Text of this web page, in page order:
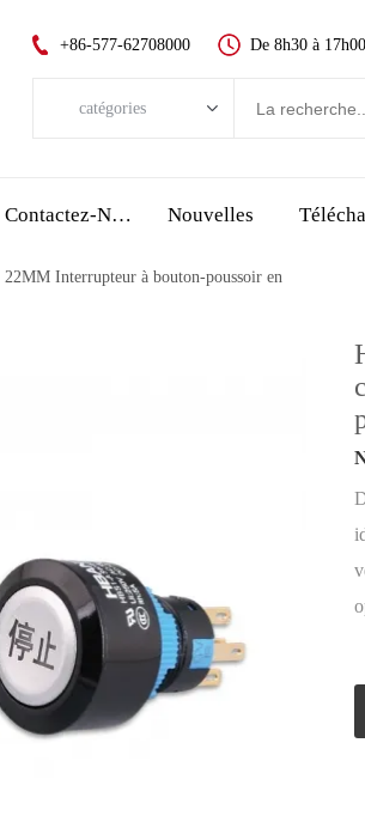
+86-577-62708000 De 8h30 à 17h00
catégories
Interrupteurs à boutons en plastique
Accessoires pour boutons
Contactez-Nous Nouvelles
22MM Interrupteur à bouton-poussoir en